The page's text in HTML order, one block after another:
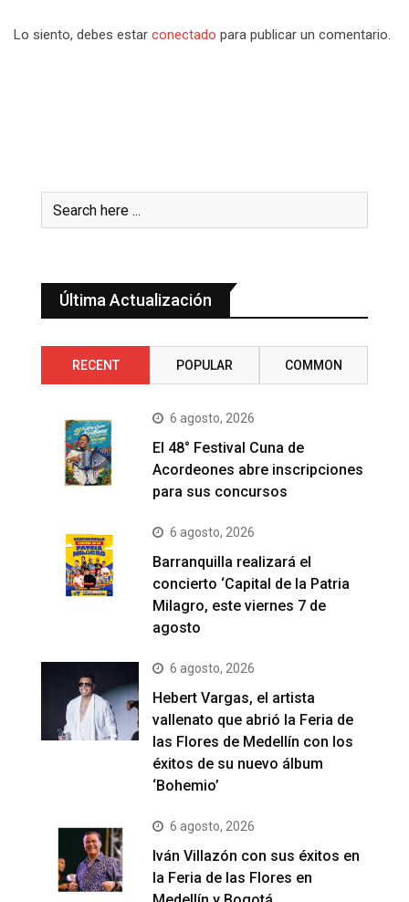
Lo siento, debes estar conectado para publicar un comentario.
Última Actualización
RECENT POPULAR COMMON
6 agosto, 2026
El 48° Festival Cuna de
Acordeones abre inscripciones
para sus concursos
6 agosto, 2026
Barranquilla realizará el
concierto ‘Capital de la Patria
Milagro, este viernes 7 de
agosto
6 agosto, 2026
Hebert Vargas, el artista
vallenato que abrió la Feria de
las Flores de Medellín con los
éxitos de su nuevo álbum
‘Bohemio’
6 agosto, 2026
Iván Villazón con sus éxitos en
la Feria de las Flores en